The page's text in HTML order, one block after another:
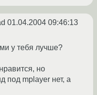
01.04.2004 09:46:13
у тебя лучше?
но
под mplayer нет, а